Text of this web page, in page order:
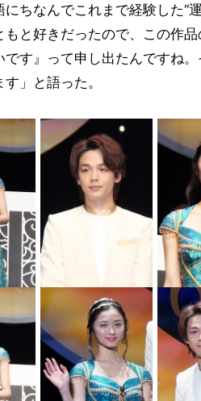
にちなんでこれまで経験した“
もと好きだったので、この作
です』って申し出たんですね
」と語った。